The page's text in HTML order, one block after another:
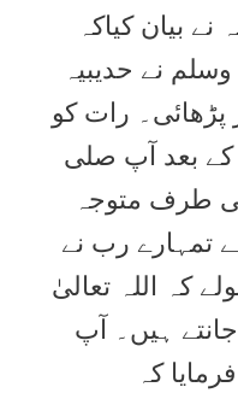
بیان کیاکہ
نے حدیبیہ
رات کو
بعد آپ صلی
طرف متوجہ
تمہارے رب نے
کہ اللہ تعالیٰ
ہیں۔ آپ
کہ